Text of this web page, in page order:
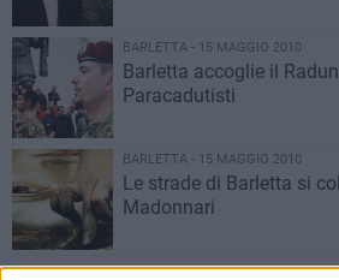
BARLETTA - 15 MAGGIO 2010
Barletta accoglie il
Paracadutisti
BARLETTA - 15 MAGGIO 2010
Le strade di Barletta si
Madonnari
BARLETTA - 15 MAGGIO 2010